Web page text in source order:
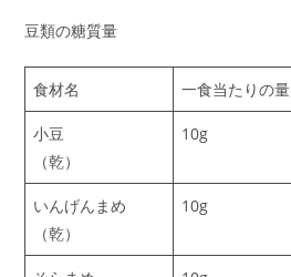
豆類の糖質量
食材名 一食当たりの量
小豆
（乾）
10g
いんげんまめ
（乾）
10g